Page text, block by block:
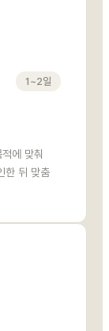
1~2일
에 맞춰
한 뒤 맞춤